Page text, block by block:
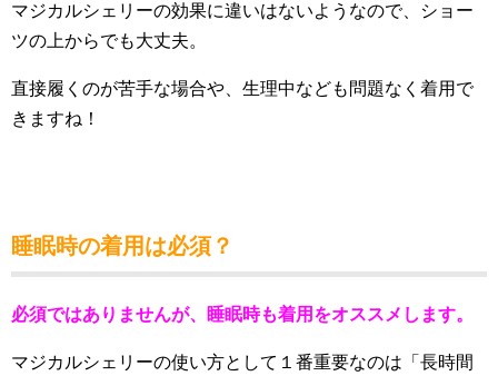
マジカルシェリーの効果に違いはないようなので、ショー
ツの上からでも大丈夫。
直接履くのが苦手な場合や、生理中なども問題なく着用で
きますね！
睡眠時の着用は必須？
必須ではありませんが、睡眠時も着用をオススメします。
マジカルシェリーの使い方として１番重要なのは「長時間